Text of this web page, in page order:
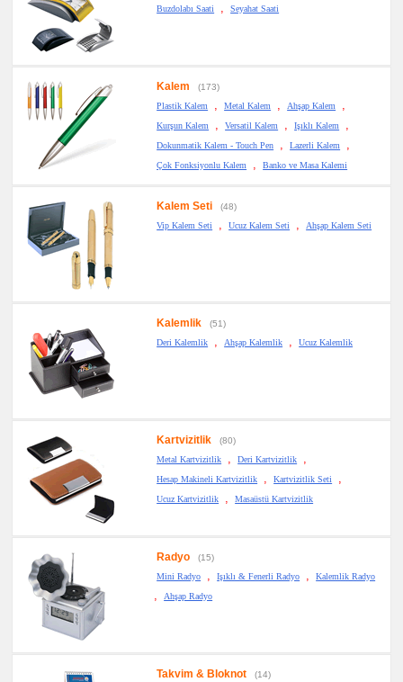
Buzdolabı Saati , Seyahat Saati
Kalem
(173)
Plastik Kalem
, Metal Kalem , Ahşap Kalem ,
Kurşun Kalem , Versatil Kalem , Işıklı Kalem ,
Dokunmatik Kalem - Touch Pen , Lazerli Kalem ,
Çok Fonksiyonlu Kalem , Banko ve Masa Kalemi
Kalem Seti
(48)
Vip Kalem Seti
, Ucuz Kalem Seti , Ahşap Kalem Seti
Kalemlik
(51)
Deri Kalemlik
, Ahşap Kalemlik , Ucuz Kalemlik
Kartvizitlik
(80)
Metal Kartvizitlik
, Deri Kartvizitlik ,
Hesap Makineli Kartvizitlik , Kartvizitlik Seti ,
Ucuz Kartvizitlik , Masaüstü Kartvizitlik
Radyo
(15)
Mini Radyo
, Işıklı & Fenerli Radyo , Kalemlik Radyo
, Ahşap Radyo
Takvim & Bloknot
(14)